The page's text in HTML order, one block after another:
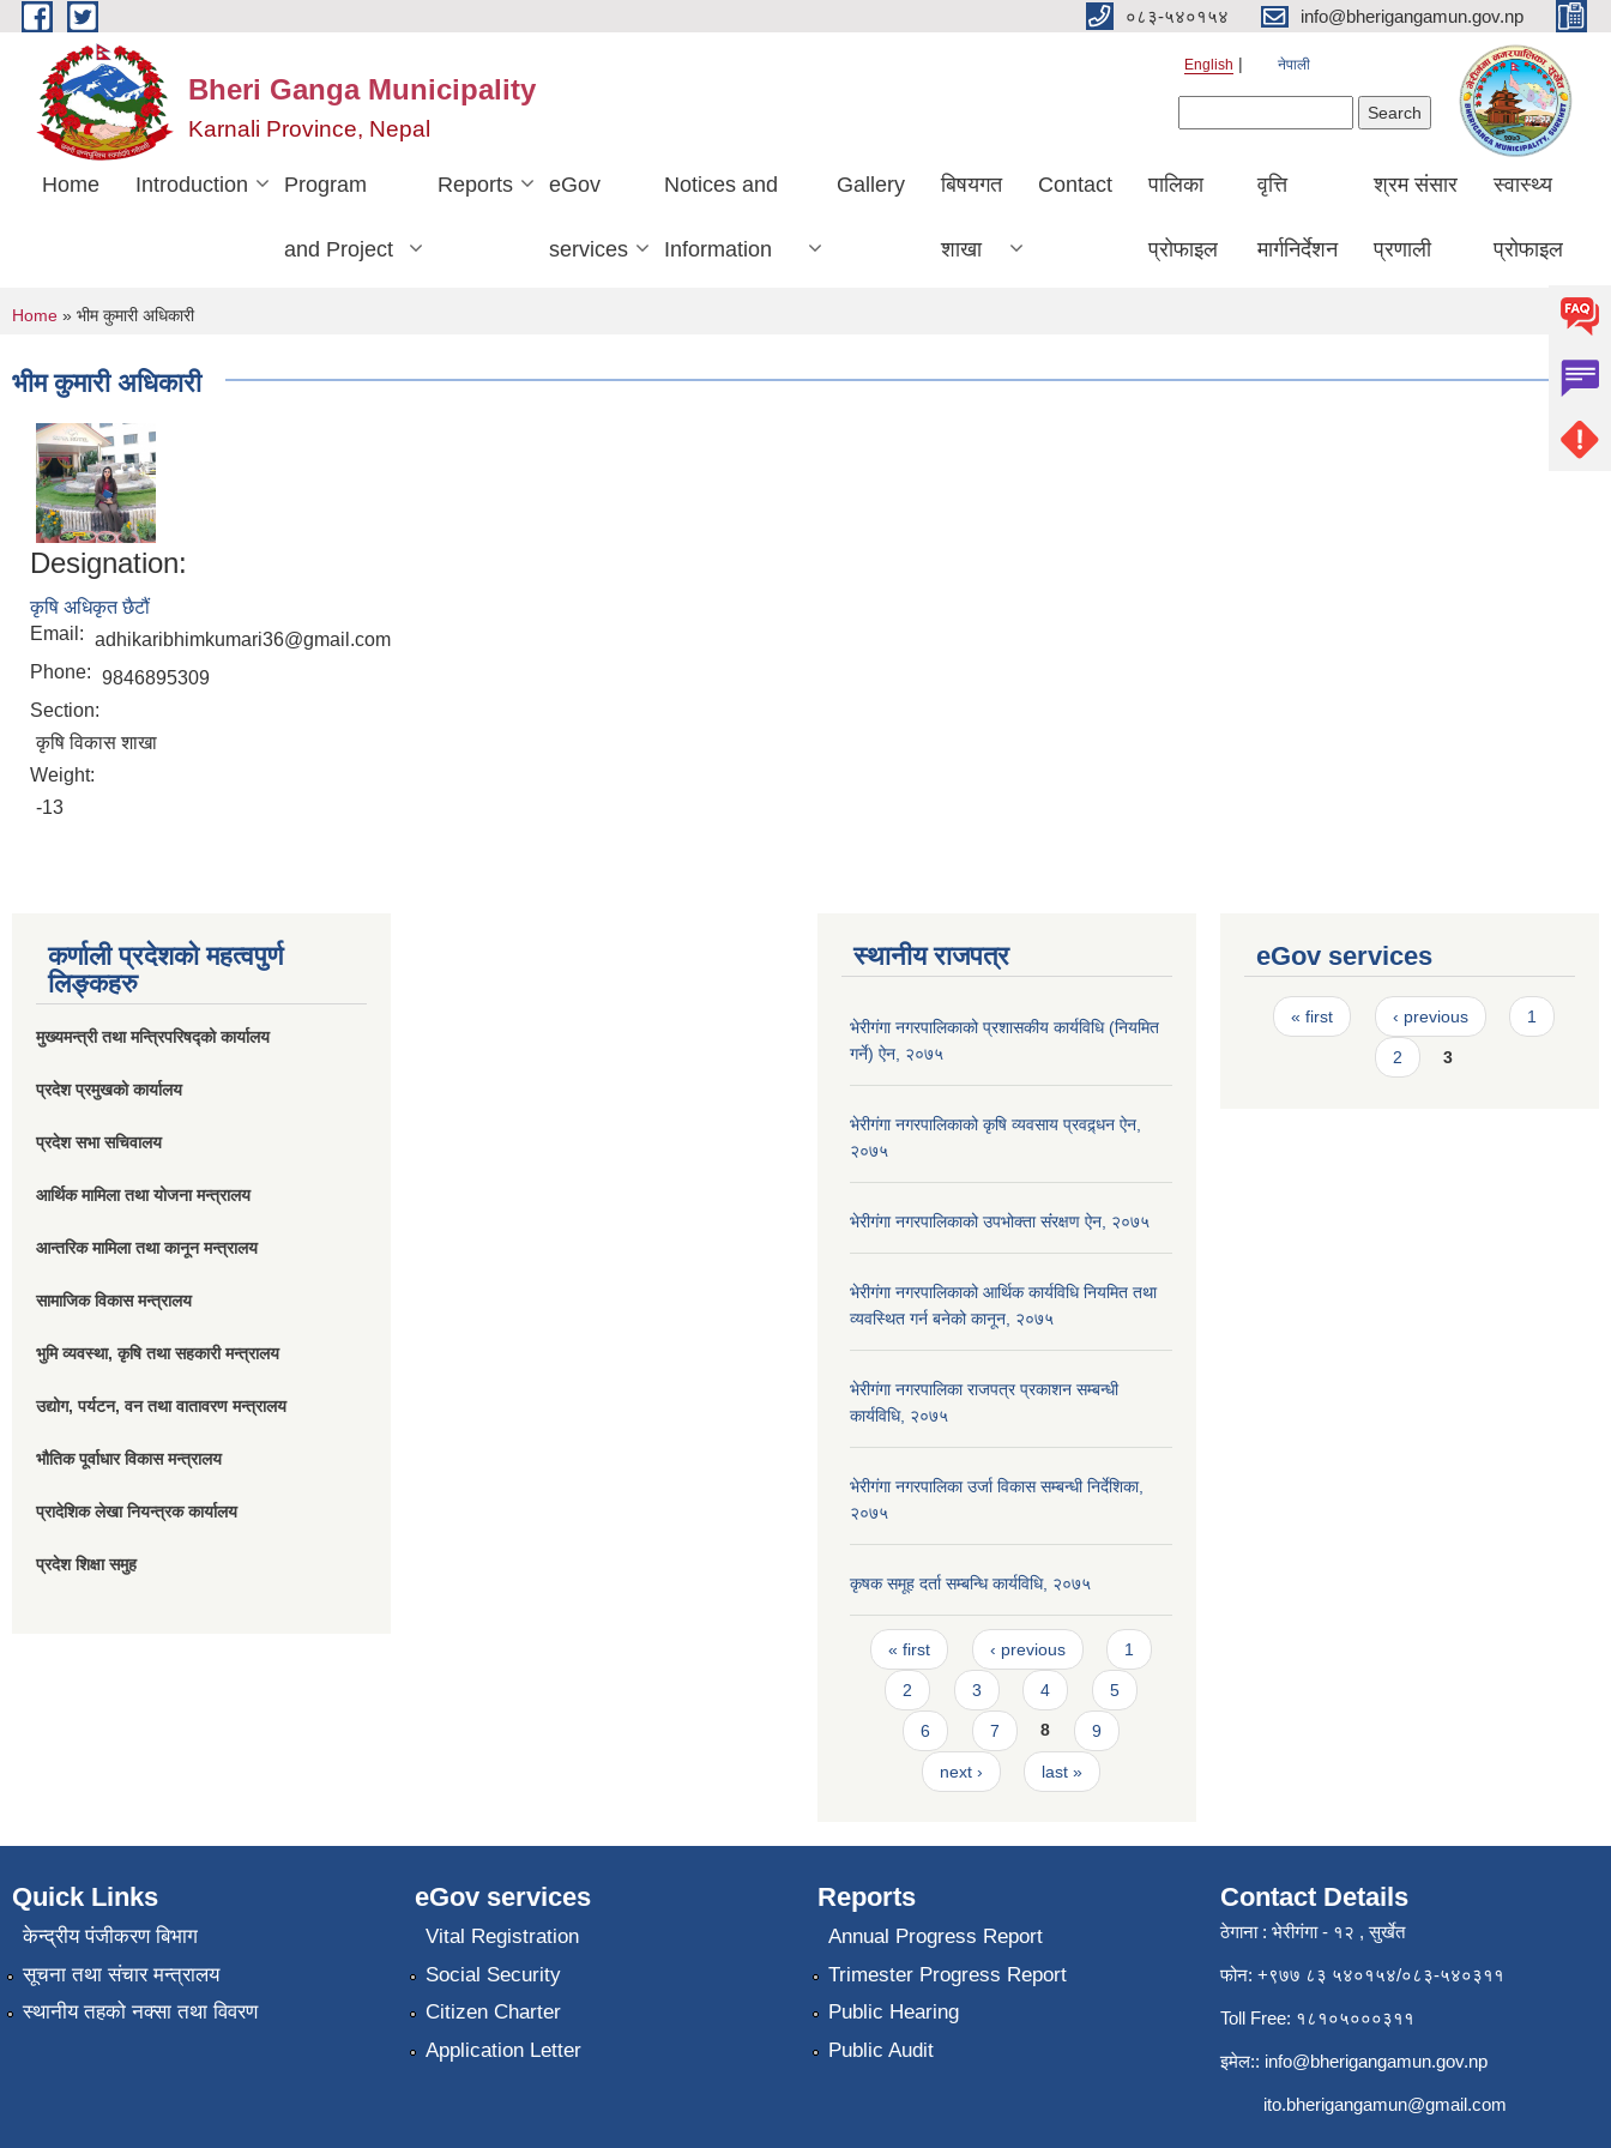
Skip to main content ०८३-५४०१५४ info@bherigangamun.gov.np
Bheri Ganga Municipality
Karnali Province, Nepal
English नेपाली
Home Introduction Program
and Project
Reports eGov
services
Notices and
Information
Gallery बिषयगत
शाखा
Contact पालिका
प्रोफाइल
वृत्ति
मार्गनिर्देशन
श्रम संसार
प्रणाली
स्वास्थ्य
प्रोफाइल
You are here
Home » भीम कुमारी अधिकारी
भीम कुमारी अधिकारी
Designation:
कृषि अधिकृत छैटौं
Email: adhikaribhimkumari36@gmail.com
Phone: 9846895309
Section:
कृषि विकास शाखा
Weight:
-13
कर्णाली प्रदेशको महत्वपुर्ण
लिङ्कहरु
मुख्यमन्त्री तथा मन्त्रिपरिषद्को कार्यालय
प्रदेश प्रमुखको कार्यालय
प्रदेश सभा सचिवालय
आर्थिक मामिला तथा योजना मन्त्रालय
आन्तरिक मामिला तथा कानून मन्त्रालय
सामाजिक विकास मन्त्रालय
भुमि व्यवस्था, कृषि तथा सहकारी मन्त्रालय
उद्योग, पर्यटन, वन तथा वातावरण मन्त्रालय
भौतिक पूर्वाधार विकास मन्त्रालय
प्रादेशिक लेखा नियन्त्रक कार्यालय
प्रदेश शिक्षा समुह
स्थानीय राजपत्र
भेरीगंगा नगरपालिकाको प्रशासकीय कार्यविधि (नियमित
गर्ने) ऐन, २०७५
भेरीगंगा नगरपालिकाको कृषि व्यवसाय प्रवद्र्धन ऐन,
२०७५
भेरीगंगा नगरपालिकाको उपभोक्ता संंरक्षण ऐन, २०७५
भेरीगंगा नगरपालिकाको आर्थिक कार्यविधि नियमित तथा
व्यवस्थित गर्न बनेको कानून, २०७५
भेरीगंगा नगरपालिका राजपत्र प्रकाशन सम्बन्धी
कार्यविधि, २०७५
भेरीगंगा नगरपालिका उर्जा विकास सम्बन्धी निर्देशिका,
२०७५
कृषक समूह दर्ता सम्बन्धि कार्यविधि, २०७५
Pages
« first ‹ previous 1
2 3 4 5
6 7 8 9
next › last »
eGov services
Pages
« first ‹ previous 1
2 3
Quick Links
केन्द्रीय पंजीकरण बिभाग
सूचना तथा संचार मन्त्रालय
स्थानीय तहको नक्सा तथा विवरण
eGov services
Vital Registration
Social Security
Citizen Charter
Application Letter
Reports
Annual Progress Report
Trimester Progress Report
Public Hearing
Public Audit
Contact Details
ठेगाना : भेरीगंगा - १२ , सुर्खेत
फोन: +९७७ ८३ ५४०१५४/०८३-५४०३११
Toll Free: १८१०५०००३११
इमेल:: info@bherigangamun.gov.np
ito.bherigangamun@gmail.com